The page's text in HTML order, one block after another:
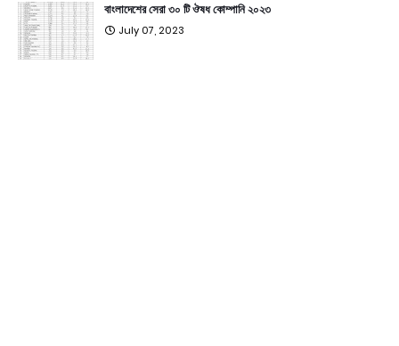
বাংলাদেশের সেরা ৩০ টি ঔষধ কোম্পানি ২০২৩
July 07, 2023